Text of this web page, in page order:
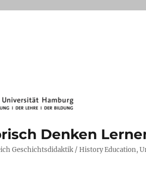
Denken
Geschichtsdidaktik / History Education,